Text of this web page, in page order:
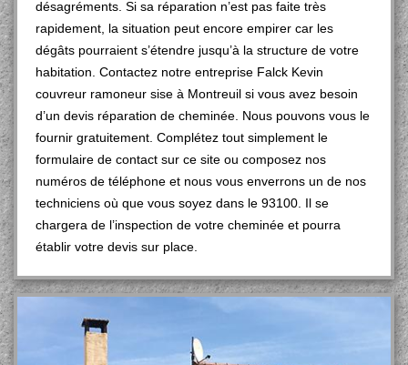
désagréments. Si sa réparation n’est pas faite très
rapidement, la situation peut encore empirer car les
dégâts pourraient s’étendre jusqu’à la structure de votre
habitation. Contactez notre entreprise Falck Kevin
couvreur ramoneur sise à Montreuil si vous avez besoin
d’un devis réparation de cheminée. Nous pouvons vous le
fournir gratuitement. Complétez tout simplement le
formulaire de contact sur ce site ou composez nos
numéros de téléphone et nous vous enverrons un de nos
techniciens où que vous soyez dans le 93100. Il se
chargera de l’inspection de votre cheminée et pourra
établir votre devis sur place.